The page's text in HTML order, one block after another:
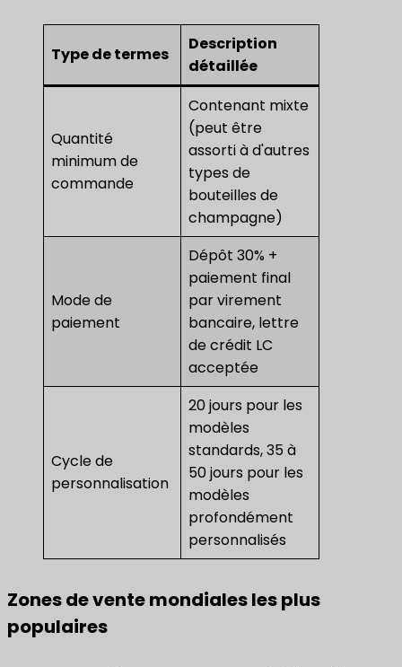
Type de termes
Description
détaillée
Quantité
minimum de
commande
Contenant mixte
(peut être
assorti à d'autres
types de
bouteilles de
champagne)
Mode de
paiement
Dépôt 30% +
paiement final
par virement
bancaire, lettre
de crédit LC
acceptée
Cycle de
personnalisation
20 jours pour les
modèles
standards, 35 à
50 jours pour les
modèles
profondément
personnalisés
Zones de vente mondiales les plus
populaires